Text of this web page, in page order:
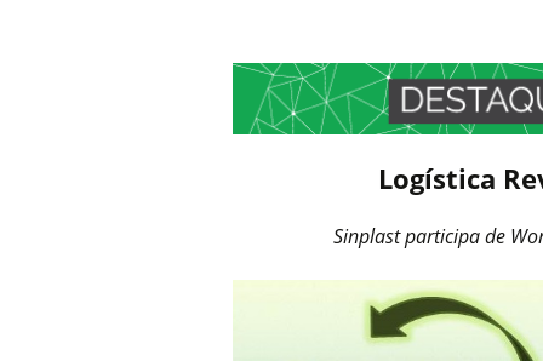
Logística
Sinplast participa de